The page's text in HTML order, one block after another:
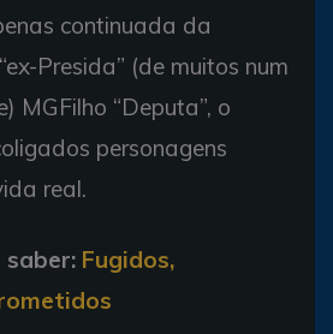
continuada da
Presida” (de muitos num
MGFilho “Deputa”, o
personagens
real.
saber: Fugidos,